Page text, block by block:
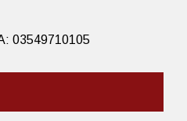
03549710105